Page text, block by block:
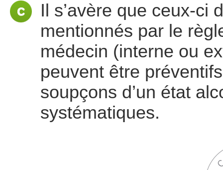
Il s’avère que ceux-ci
mentionnés par le
médecin (interne ou
peuvent être
soupçons d’un état
systématiques.